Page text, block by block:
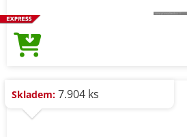
Skladem: 7.904 ks